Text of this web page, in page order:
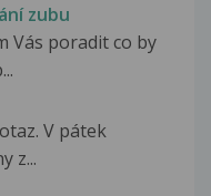
zubu
Vás poradit co by
V pátek
z...